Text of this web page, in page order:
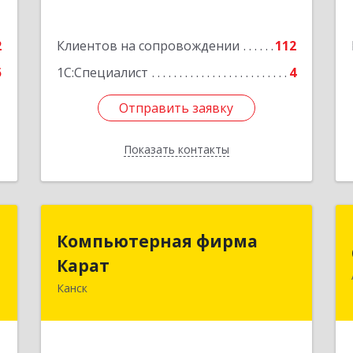
Клиентов на сопровождении
112
1С:Специалист
4
Отправить заявку
Показать контакты
Отправить заявку
Назад
Компьютерная фирма
Карат
Канск
Компьютерная фирма
Карат
663600, Красноярский край, Канск г,